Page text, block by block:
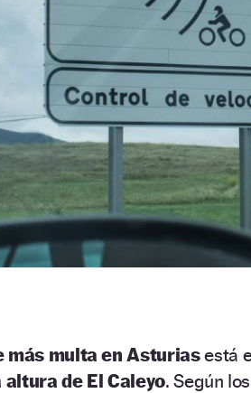
más multa en Asturiasestá
de El Caleyo. Según